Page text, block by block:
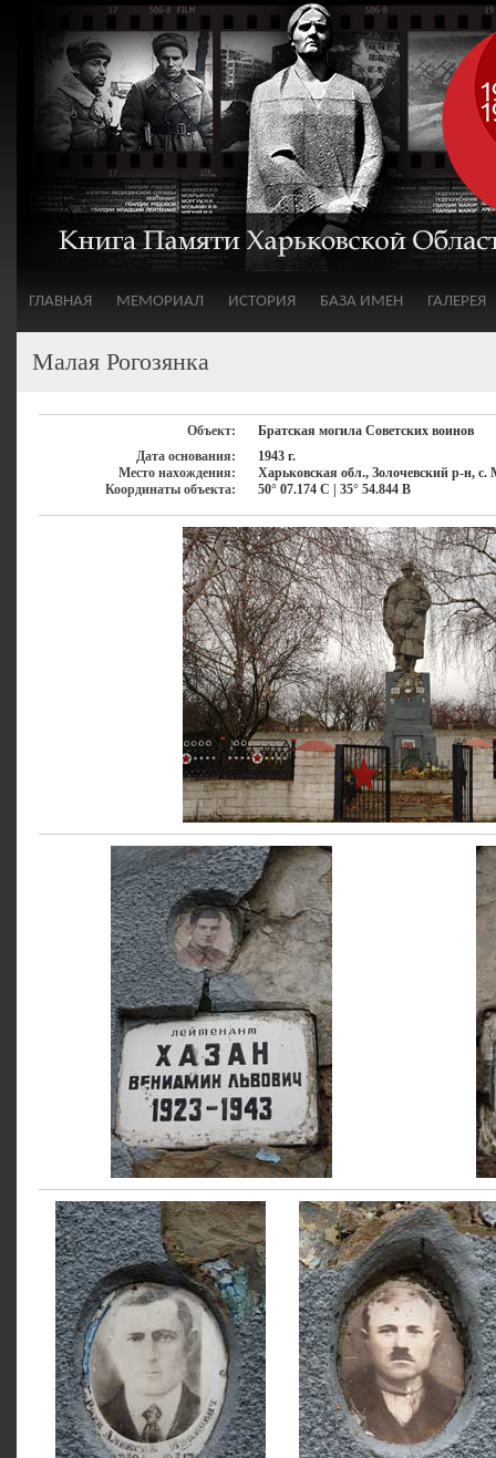
ГЛАВНАЯ МЕМОРИАЛ ИСТОРИЯ БАЗА ИМЕН ГАЛЕРЕЯ
Малая Рогозянка
Объект:
Братская могила Советских воинов
Дата основания:
1943 г.
Место нахождения:
Харьковская обл., Золочевский р-н, с.
Координаты объекта:
50° 07.174 С | 35° 54.844 В